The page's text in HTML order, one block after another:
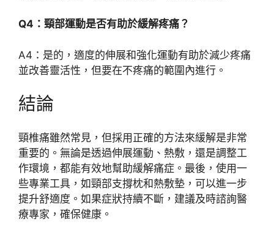
Q4：頸部運動是否有助於緩解疼痛？
A4：是的，適度的伸展和強化運動有助於減少疼痛
並改善靈活性，但要在不疼痛的範圍內進行。
結論
頸椎痛雖然常見，但採用正確的方法來緩解是非常
重要的。無論是透過伸展運動、熱敷，還是調整工
作環境，都能有效地幫助緩解痛症。最後，使用一
些專業工具，如頸部支撐枕和熱敷墊，可以進一步
提升舒適度。如果症狀持續不斷，建議及時諮詢醫
療專家，確保健康。